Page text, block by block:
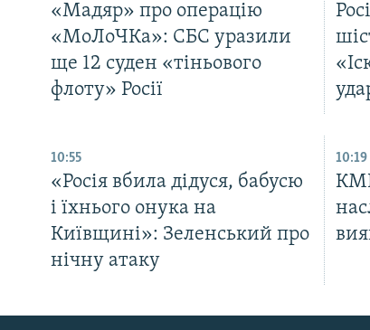
РУС
«Мадяр» про операцію
«МоЛоЧКа»: СБС уразили
ще 12 суден «тіньового
флоту» Росії
10:55
«Росія вбила дідуся, бабусю
і їхнього онука на
Київщині»: Зеленський про
нічну атаку
10:19